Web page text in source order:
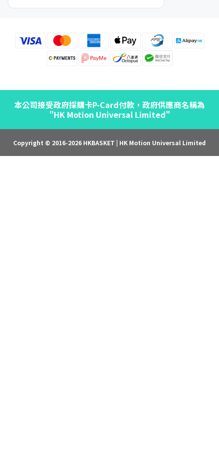
本公司接受政府採購卡P-Card付款，政府供應商名稱為
"HK Motion Universal Limited"
Copyright © 2016-2026 HKBASKET | HK Motion Universal Limited